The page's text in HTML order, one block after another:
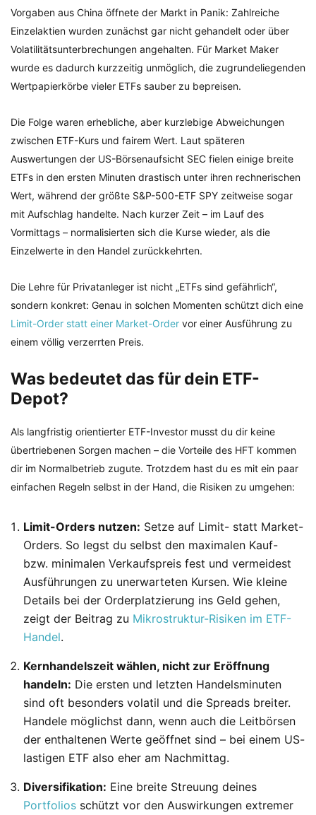
Vorgaben aus China öffnete der Markt in Panik: Zahlreiche
Einzelaktien wurden zunächst gar nicht gehandelt oder über
Volatilitätsunterbrechungen angehalten. Für Market Maker
wurde es dadurch kurzzeitig unmöglich, die zugrundeliegenden
Wertpapierkörbe vieler ETFs sauber zu bepreisen.
Die Folge waren erhebliche, aber kurzlebige Abweichungen
zwischen ETF-Kurs und fairem Wert. Laut späteren
Auswertungen der US-Börsenaufsicht SEC fielen einige breite
ETFs in den ersten Minuten drastisch unter ihren rechnerischen
Wert, während der größte S&P-500-ETF SPY zeitweise sogar
mit Aufschlag handelte. Nach kurzer Zeit – im Lauf des
Vormittags – normalisierten sich die Kurse wieder, als die
Einzelwerte in den Handel zurückkehrten.
Die Lehre für Privatanleger ist nicht „ETFs sind gefährlich“,
sondern konkret: Genau in solchen Momenten schützt dich eine
Limit-Order statt einer Market-Order vor einer Ausführung zu
einem völlig verzerrten Preis.
Was bedeutet das für dein ETF-
Depot?
Als langfristig orientierter ETF-Investor musst du dir keine
übertriebenen Sorgen machen – die Vorteile des HFT kommen
dir im Normalbetrieb zugute. Trotzdem hast du es mit ein paar
einfachen Regeln selbst in der Hand, die Risiken zu umgehen:
Limit-Orders nutzen: Setze auf Limit- statt Market-
Orders. So legst du selbst den maximalen Kauf-
bzw. minimalen Verkaufspreis fest und vermeidest
Ausführungen zu unerwarteten Kursen. Wie kleine
Details bei der Orderplatzierung ins Geld gehen,
zeigt der Beitrag zu Mikrostruktur-Risiken im ETF-
Handel.
Kernhandelszeit wählen, nicht zur Eröffnung
handeln: Die ersten und letzten Handelsminuten
sind oft besonders volatil und die Spreads breiter.
Handele möglichst dann, wenn auch die Leitbörsen
der enthaltenen Werte geöffnet sind – bei einem US-
lastigen ETF also eher am Nachmittag.
Diversifikation: Eine breite Streuung deines
Portfolios schützt vor den Auswirkungen extremer